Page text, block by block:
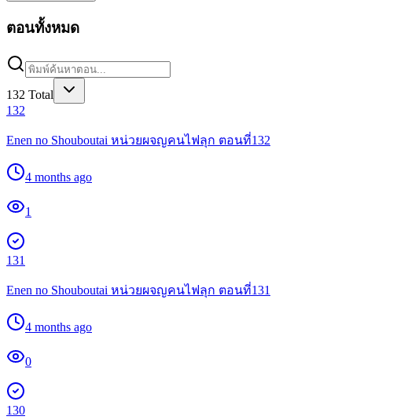
ตอนทั้งหมด
132 Total
132
Enen no Shouboutai หน่วยผจญคนไฟลุก ตอนที่132
4 months ago
1
131
Enen no Shouboutai หน่วยผจญคนไฟลุก ตอนที่131
4 months ago
0
130